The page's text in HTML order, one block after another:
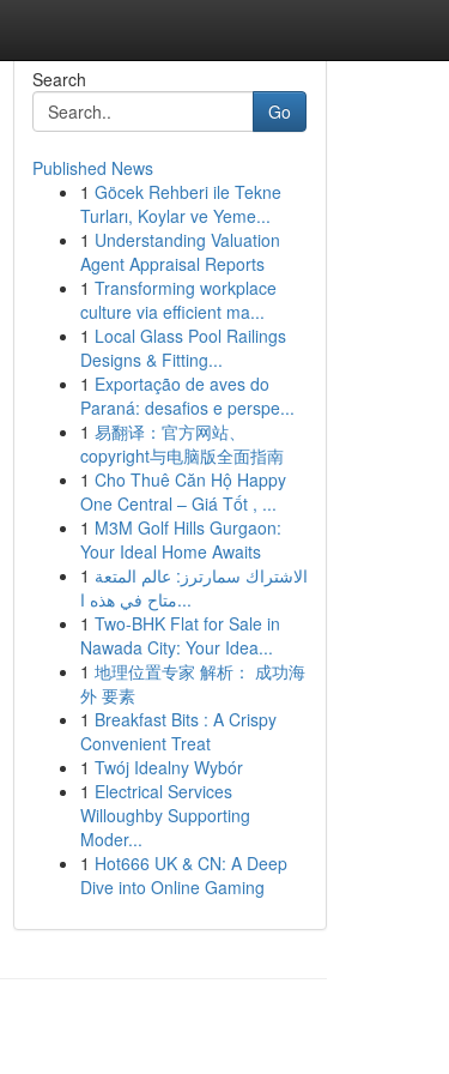
Search
Go
Published News
1 Göcek Rehberi ile Tekne
Turları, Koylar ve Yeme...
1 Understanding Valuation
Agent Appraisal Reports
1 Transforming workplace
culture via efficient ma...
1 Local Glass Pool Railings
Designs & Fitting...
1 Exportação de aves do
Paraná: desafios e perspe...
1 易翻译：官方网站、
copyright与电脑版全面指南
1 Cho Thuê Căn Hộ Happy
One Central – Giá Tốt , ...
1 M3M Golf Hills Gurgaon:
Your Ideal Home Awaits
1 الاشتراك سمارترز: عالم المتعة
متاح في هذه ا...
1 Two-BHK Flat for Sale in
Nawada City: Your Idea...
1 地理位置专家 解析： 成功海
外 要素
1 Breakfast Bits : A Crispy
Convenient Treat
1 Twój Idealny Wybór
1 Electrical Services
Willoughby Supporting
Moder...
1 Hot666 UK & CN: A Deep
Dive into Online Gaming